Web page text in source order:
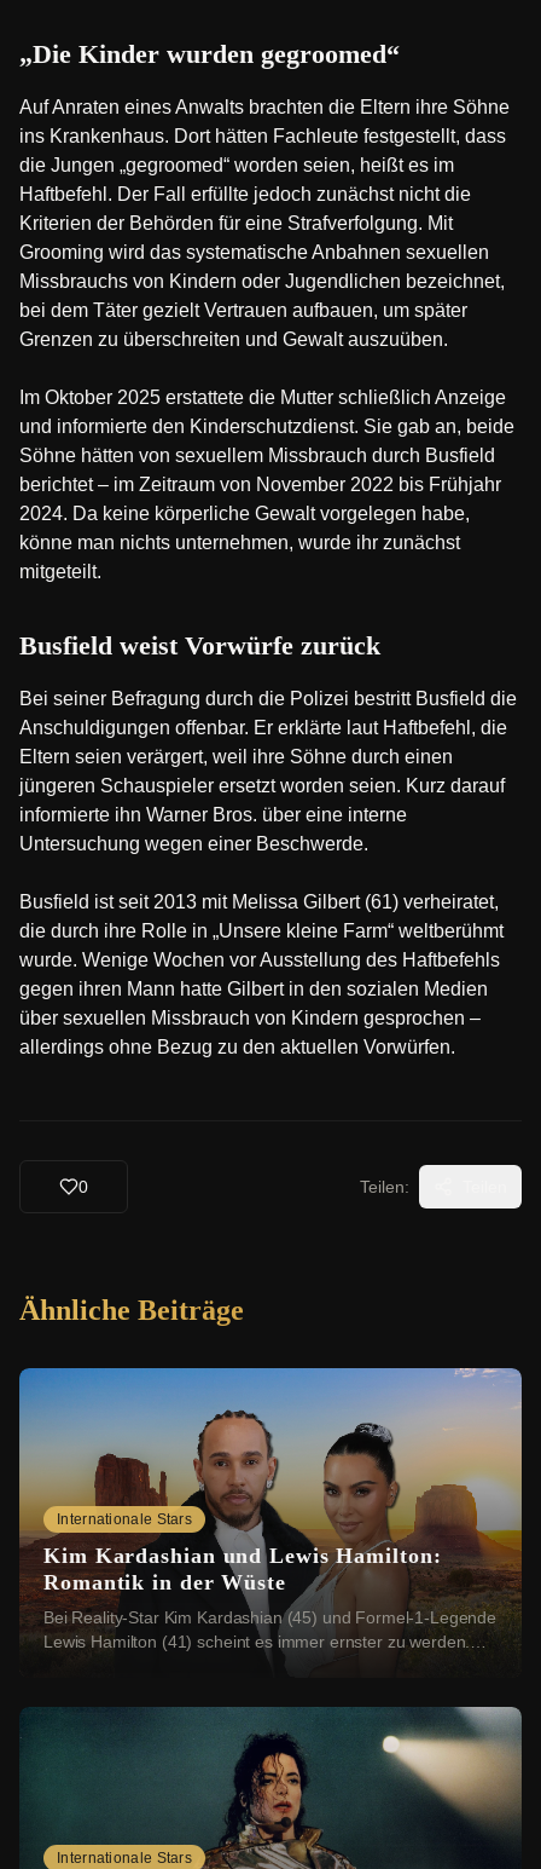
„Die Kinder wurden gegroomed“
Auf Anraten eines Anwalts brachten die Eltern ihre Söhne
ins Krankenhaus. Dort hätten Fachleute festgestellt, dass
die Jungen „gegroomed“ worden seien, heißt es im
Haftbefehl. Der Fall erfüllte jedoch zunächst nicht die
Kriterien der Behörden für eine Strafverfolgung. Mit
Grooming wird das systematische Anbahnen sexuellen
Missbrauchs von Kindern oder Jugendlichen bezeichnet,
bei dem Täter gezielt Vertrauen aufbauen, um später
Grenzen zu überschreiten und Gewalt auszuüben.
Im Oktober 2025 erstattete die Mutter schließlich Anzeige
und informierte den Kinderschutzdienst. Sie gab an, beide
Söhne hätten von sexuellem Missbrauch durch Busfield
berichtet – im Zeitraum von November 2022 bis Frühjahr
2024. Da keine körperliche Gewalt vorgelegen habe,
könne man nichts unternehmen, wurde ihr zunächst
mitgeteilt.
Busfield weist Vorwürfe zurück
Bei seiner Befragung durch die Polizei bestritt Busfield die
Anschuldigungen offenbar. Er erklärte laut Haftbefehl, die
Eltern seien verärgert, weil ihre Söhne durch einen
jüngeren Schauspieler ersetzt worden seien. Kurz darauf
informierte ihn Warner Bros. über eine interne
Untersuchung wegen einer Beschwerde.
Busfield ist seit 2013 mit Melissa Gilbert (61) verheiratet,
die durch ihre Rolle in „Unsere kleine Farm“ weltberühmt
wurde. Wenige Wochen vor Ausstellung des Haftbefehls
gegen ihren Mann hatte Gilbert in den sozialen Medien
über sexuellen Missbrauch von Kindern gesprochen –
allerdings ohne Bezug zu den aktuellen Vorwürfen.
0 Teilen:
Ähnliche Beiträge
Internationale Stars
Kim Kardashian und Lewis Hamilton:
Romantik in der Wüste
Bei Reality-Star Kim Kardashian (45) und Formel-1-Legende
Lewis Hamilton (41) scheint es immer ernster zu werden.
Internationale Stars